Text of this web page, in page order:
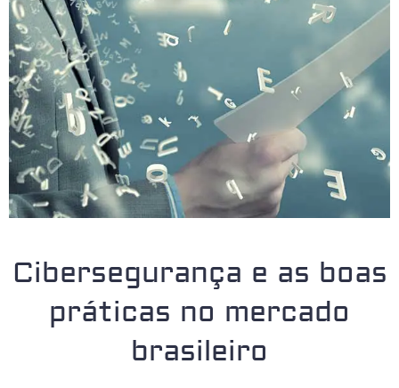
Cibersegurança e as boas
práticas no mercado
brasileiro